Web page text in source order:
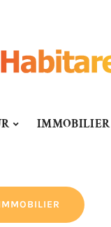
IMMOBILIER